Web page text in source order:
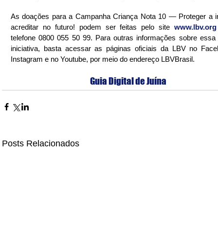
As doações para a Campanha Criança Nota 10 — Proteger a
acreditar no futuro! podem ser feitas pelo site www.lbv.org
telefone 0800 055 50 99. Para outras informações sobre essa
iniciativa, basta acessar as páginas oficiais da LBV no
Instagram e no Youtube, por meio do endereço LBVBrasil.
Guia Digital de Juína
Posts Relacionados